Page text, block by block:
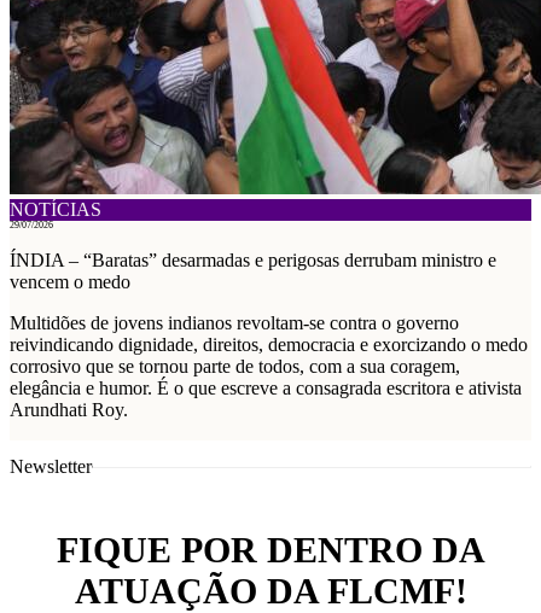
NOTÍCIAS
29/07/2026
ÍNDIA – “Baratas” desarmadas e perigosas derrubam ministro e
vencem o medo
Multidões de jovens indianos revoltam-se contra o governo
reivindicando dignidade, direitos, democracia e exorcizando o medo
corrosivo que se tornou parte de todos, com a sua coragem,
elegância e humor. É o que escreve a consagrada escritora e ativista
Arundhati Roy.
Newsletter
FIQUE POR DENTRO DA
ATUAÇÃO DA FLCMF!